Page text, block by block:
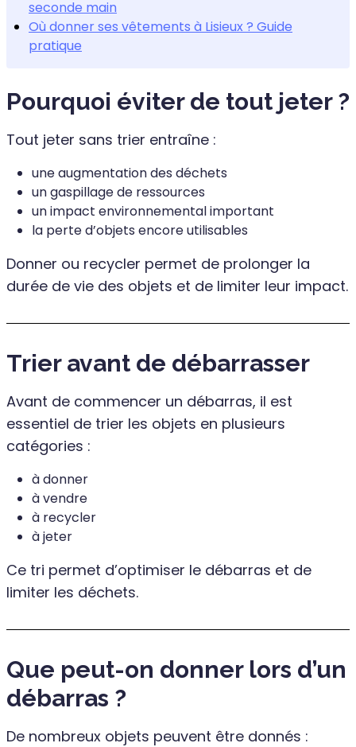
seconde main
Où donner ses vêtements à Lisieux ? Guide
pratique
Pourquoi éviter de tout jeter ?
Tout jeter sans trier entraîne :
une augmentation des déchets
un gaspillage de ressources
un impact environnemental important
la perte d’objets encore utilisables
Donner ou recycler permet de prolonger la
durée de vie des objets et de limiter leur impact.
Trier avant de débarrasser
Avant de commencer un débarras, il est
essentiel de trier les objets en plusieurs
catégories :
à donner
à vendre
à recycler
à jeter
Ce tri permet d’optimiser le débarras et de
limiter les déchets.
Que peut-on donner lors d’un
débarras ?
De nombreux objets peuvent être donnés :